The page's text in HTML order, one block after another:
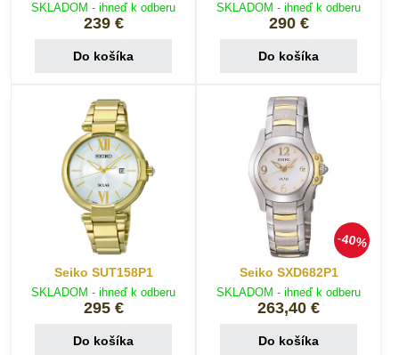
SKLADOM - ihneď k odberu
239 €
Do košíka
SKLADOM - ihneď k odberu
290 €
Do košíka
Seiko SUT158P1
SKLADOM - ihneď k odberu
295 €
Do košíka
40%
Seiko SXD682P1
SKLADOM - ihneď k odberu
263,40 €
Do košíka